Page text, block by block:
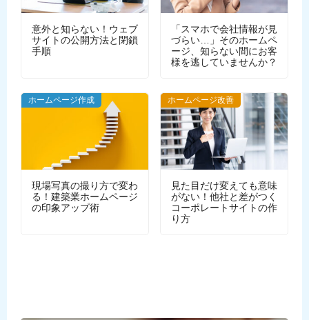
意外と知らない！ウェブ
サイトの公開方法と閉鎖
手順
「スマホで会社情報が見
づらい…」そのホームペ
ージ、知らない間にお客
様を逃していませんか？
WEBデザイン
ホームページ作成
現場写真の撮り方で変わ
る！建築業ホームページ
の印象アップ術
ホームページ改善
見た目だけ変えても意味
がない！他社と差がつく
コーポレートサイトの作
り方